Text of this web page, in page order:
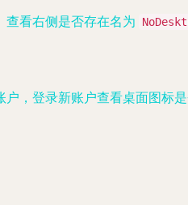
查看右侧是否存在名为
，登录新账户查看桌面图标